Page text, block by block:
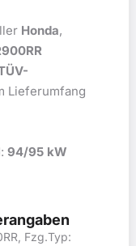
Honda,
Lieferumfang
94/95 kW
Fzg.Typ: